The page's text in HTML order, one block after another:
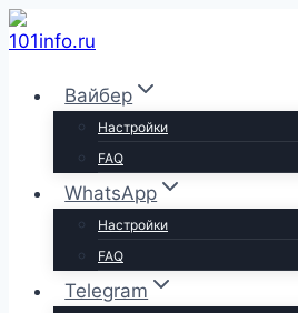
Перейти
к
содержимому
Вайбер
Настройки
FAQ
WhatsApp
Настройки
FAQ
Telegram